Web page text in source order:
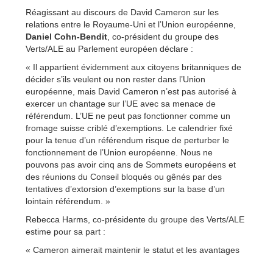
Réagissant au discours de David Cameron sur les
relations entre le Royaume-Uni et l’Union européenne,
Daniel Cohn-Bendit , co-président du groupe des
Verts/ALE au Parlement européen déclare :
« Il appartient évidemment aux citoyens britanniques de
décider s’ils veulent ou non rester dans l’Union
européenne, mais David Cameron n’est pas autorisé à
exercer un chantage sur l’UE avec sa menace de
référendum. L’UE ne peut pas fonctionner comme un
fromage suisse criblé d’exemptions. Le calendrier fixé
pour la tenue d’un référendum risque de perturber le
fonctionnement de l’Union européenne. Nous ne
pouvons pas avoir cinq ans de Sommets européens et
des réunions du Conseil bloqués ou gênés par des
tentatives d’extorsion d’exemptions sur la base d’un
lointain référendum. »
Rebecca Harms, co-présidente du groupe des Verts/ALE
estime pour sa part :
« Cameron aimerait maintenir le statut et les avantages